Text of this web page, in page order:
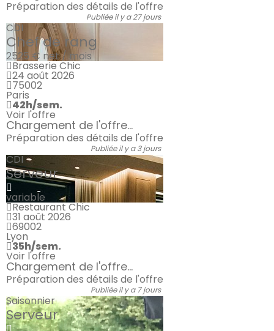
Préparation des détails de l'offre
Publiée il y a 27 jours
CDI
Chef de rang
2525 € net / mois
Brasserie Chic
24 août 2026
75002
Paris
42h/sem.
Voir l'offre
Chargement de l'offre...
Préparation des détails de l'offre
Publiée il y a 3 jours
CDI
Serveur
variable
Restaurant Chic
31 août 2026
69002
Lyon
35h/sem.
Voir l'offre
Chargement de l'offre...
Préparation des détails de l'offre
Publiée il y a 7 jours
Saisonnier
Serveur